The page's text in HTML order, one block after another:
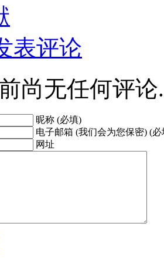
表评论
尚无任何评论.
昵称 (必填)
电子邮箱 (我们会为您保密) (必
网址